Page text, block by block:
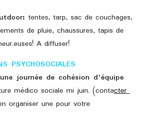
tentes, tarp, sac de couchages,
de pluie, chaussures, tapis de
A diffuser!
PSYCHOSOCIALES
journée de cohésion d'équipe
médico sociale mi juin. (contacter
organiser une pour votre